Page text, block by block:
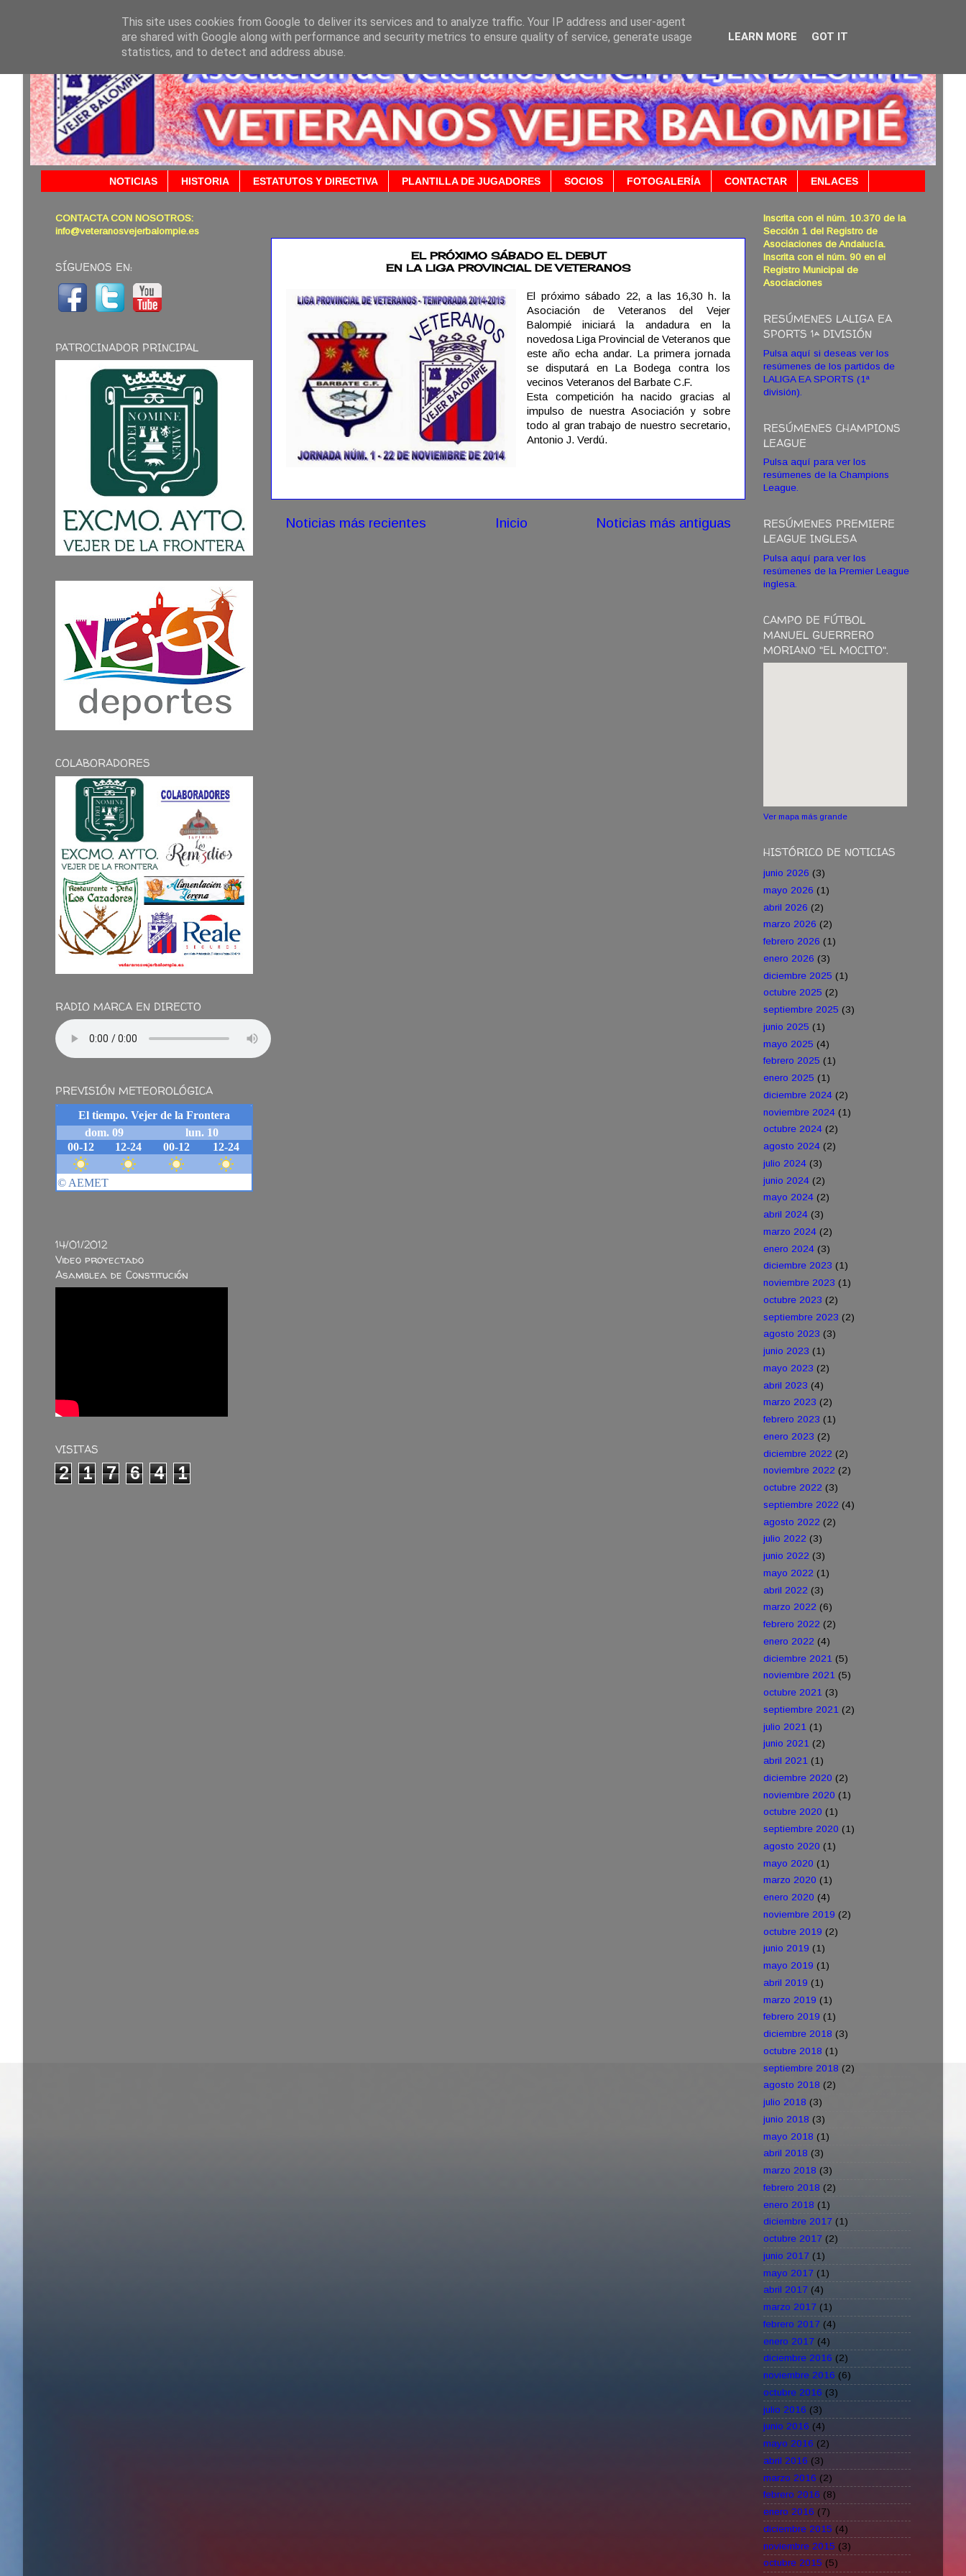
NOTICIAS HISTORIA ESTATUTOS Y DIRECTIVA PLANTILLA DE JUGADORES SOCIOS FOTOGALERÍA CONTACTAR ENLACES
EL PRÓXIMO SÁBADO EL DEBUT
EN LA LIGA PROVINCIAL DE VETERANOS
El próximo sábado 22, a las 16,30 h. la
Asociación de Veteranos del Vejer
Balompié iniciará la andadura en la
novedosa Liga Provincial de Veteranos que
este año echa andar. La primera jornada
se disputará en La Bodega contra los
vecinos Veteranos del Barbate C.F.
Esta competición ha nacido gracias al
impulso de nuestra Asociación y sobre
todo al gran trabajo de nuestro secretario,
Antonio J. Verdú.
Noticias más recientes Noticias más antiguas
Inicio
CONTACTA CON NOSOTROS:
info@veteranosvejerbalompie.es
SÍGUENOS EN:
PATROCINADOR PRINCIPAL
COLABORADORES
RADIO MARCA EN DIRECTO
PREVISIÓN METEOROLÓGICA
14/01/2012
Video proyectado
Asamblea de Constitución
VISITAS
2 1 7 6 4 1
Inscrita con el núm. 10.370 de la
Sección 1 del Registro de
Asociaciones de Andalucía.
Inscrita con el núm. 90 en el
Registro Municipal de
Asociaciones
RESÚMENES LALIGA EA
SPORTS 1ª DIVISIÓN
Pulsa aquí si deseas ver los
resúmenes de los partidos de
LALIGA EA SPORTS (1ª
división).
RESÚMENES CHAMPIONS
LEAGUE
Pulsa aquí para ver los
resúmenes de la Champions
League.
RESÚMENES PREMIERE
LEAGUE INGLESA
Pulsa aquí para ver los
resúmenes de la Premier League
inglesa.
CAMPO DE FÚTBOL
MANUEL GUERRERO
MORIANO "EL MOCITO".
Ver mapa más grande
HISTÓRICO DE NOTICIAS
junio 2026 (3)
mayo 2026 (1)
abril 2026 (2)
marzo 2026 (2)
febrero 2026 (1)
enero 2026 (3)
diciembre 2025 (1)
octubre 2025 (2)
septiembre 2025 (3)
junio 2025 (1)
mayo 2025 (4)
febrero 2025 (1)
enero 2025 (1)
diciembre 2024 (2)
noviembre 2024 (1)
octubre 2024 (2)
agosto 2024 (2)
julio 2024 (3)
junio 2024 (2)
mayo 2024 (2)
abril 2024 (3)
marzo 2024 (2)
enero 2024 (3)
diciembre 2023 (1)
noviembre 2023 (1)
octubre 2023 (2)
septiembre 2023 (2)
agosto 2023 (3)
junio 2023 (1)
mayo 2023 (2)
abril 2023 (4)
marzo 2023 (2)
febrero 2023 (1)
enero 2023 (2)
diciembre 2022 (2)
noviembre 2022 (2)
octubre 2022 (3)
septiembre 2022 (4)
agosto 2022 (2)
julio 2022 (3)
junio 2022 (3)
mayo 2022 (1)
abril 2022 (3)
marzo 2022 (6)
febrero 2022 (2)
enero 2022 (4)
diciembre 2021 (5)
noviembre 2021 (5)
octubre 2021 (3)
septiembre 2021 (2)
julio 2021 (1)
junio 2021 (2)
abril 2021 (1)
diciembre 2020 (2)
noviembre 2020 (1)
octubre 2020 (1)
septiembre 2020 (1)
agosto 2020 (1)
mayo 2020 (1)
marzo 2020 (1)
enero 2020 (4)
noviembre 2019 (2)
octubre 2019 (2)
junio 2019 (1)
mayo 2019 (1)
abril 2019 (1)
marzo 2019 (1)
febrero 2019 (1)
diciembre 2018 (3)
octubre 2018 (1)
septiembre 2018 (2)
agosto 2018 (2)
julio 2018 (3)
junio 2018 (3)
mayo 2018 (1)
abril 2018 (3)
marzo 2018 (3)
febrero 2018 (2)
enero 2018 (1)
diciembre 2017 (1)
octubre 2017 (2)
junio 2017 (1)
mayo 2017 (1)
abril 2017 (4)
marzo 2017 (1)
febrero 2017 (4)
enero 2017 (4)
diciembre 2016 (2)
noviembre 2016 (6)
octubre 2016 (3)
julio 2016 (3)
junio 2016 (4)
mayo 2016 (2)
abril 2016 (3)
marzo 2016 (2)
febrero 2016 (8)
enero 2016 (7)
diciembre 2015 (4)
noviembre 2015 (3)
octubre 2015 (5)
This site uses cookies from Google to deliver its services and to analyze traffic. Your IP address and user-agent
are shared with Google along with performance and security metrics to ensure quality of service, generate usage
statistics, and to detect and address abuse.
LEARN MORE GOT IT